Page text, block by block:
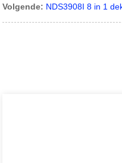
Volgende: NDS3908I 8 in 1